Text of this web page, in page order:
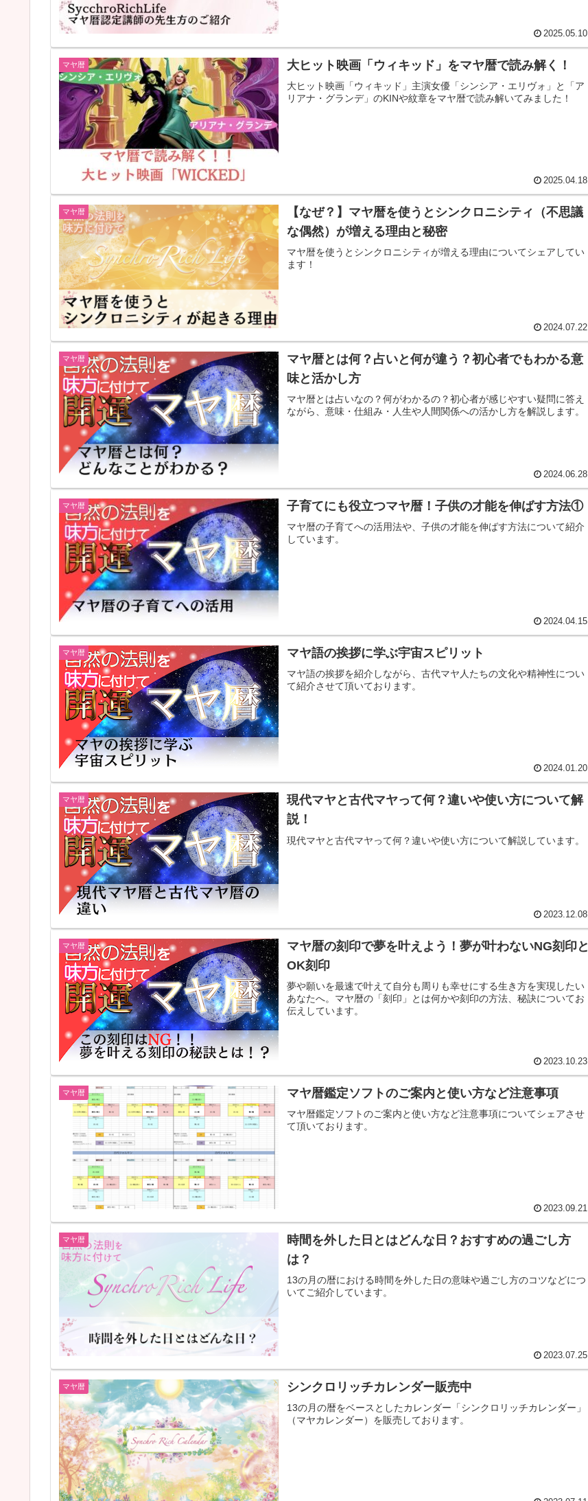
2025.05.10
マヤ暦 大ヒット映画「ウィキッド」をマヤ暦で読み解く！
大ヒット映画「ウィキッド」主演女優「シンシア・エリヴォ」と「ア
リアナ・グランデ」のKINや紋章をマヤ暦で読み解いてみました！
2025.04.18
マヤ暦
【なぜ？】マヤ暦を使うとシンクロニシティ（不思議
な偶然）が増える理由と秘密
マヤ暦を使うとシンクロニシティが増える理由についてシェアしてい
ます！
2024.07.22
マヤ暦
マヤ暦とは何？占いと何が違う？初心者でもわかる意
味と活かし方
マヤ暦とは占いなの？何がわかるの？初心者が感じやすい疑問に答え
ながら、意味・仕組み・人生や人間関係への活かし方を解説します。
2024.06.28
マヤ暦 子育てにも役立つマヤ暦！子供の才能を伸ばす方法①
マヤ暦の子育てへの活用法や、子供の才能を伸ばす方法について紹介
しています。
2024.04.15
マヤ暦 マヤ語の挨拶に学ぶ宇宙スピリット
マヤ語の挨拶を紹介しながら、古代マヤ人たちの文化や精神性につい
て紹介させて頂いております。
2024.01.20
マヤ暦
現代マヤと古代マヤって何？違いや使い方について解
説！
現代マヤと古代マヤって何？違いや使い方について解説しています。
2023.12.08
マヤ暦
マヤ暦の刻印で夢を叶えよう！夢が叶わないNG刻印と
OK刻印
夢や願いを最速で叶えて自分も周りも幸せにする生き方を実現したい
あなたへ。マヤ暦の「刻印」とは何かや刻印の方法、秘訣についてお
伝えしています。
2023.10.23
マヤ暦 マヤ暦鑑定ソフトのご案内と使い方など注意事項
マヤ暦鑑定ソフトのご案内と使い方など注意事項についてシェアさせ
て頂いております。
2023.09.21
マヤ暦
時間を外した日とはどんな日？おすすめの過ごし方
は？
13の月の暦における時間を外した日の意味や過ごし方のコツなどにつ
いてご紹介しています。
2023.07.25
マヤ暦 シンクロリッチカレンダー販売中
13の月の暦をベースとしたカレンダー「シンクロリッチカレンダー」
（マヤカレンダー）を販売しております。